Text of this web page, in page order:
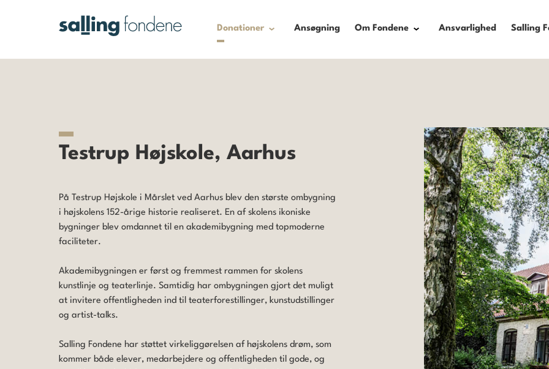
Donationer Ansøgning Om Fondene Ansvarlighed Salling
Testrup Højskole, Aarhus
På Testrup Højskole i Mårslet ved Aarhus blev den største ombygning
i højskolens 152-årige historie realiseret. En af skolens ikoniske
bygninger blev omdannet til en akademibygning med topmoderne
faciliteter.
Akademibygningen er først og fremmest rammen for skolens
kunstlinje og teaterlinje. Samtidig har ombygningen gjort det muligt
at invitere offentligheden ind til teaterforestillinger, kunstudstillinger
og artist-talks.
Salling Fondene har støttet virkeliggørelsen af højskolens drøm, som
kommer både elever, medarbejdere og offentligheden til gode, og